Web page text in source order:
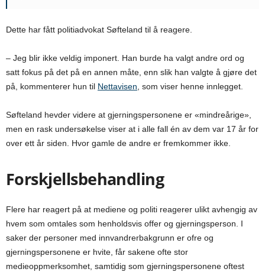
Dette har fått politiadvokat Søfteland til å reagere.
– Jeg blir ikke veldig imponert. Han burde ha valgt andre ord og
satt fokus på det på en annen måte, enn slik han valgte å gjøre det
på, kommenterer hun til Nettavisen , som viser henne innlegget.
Søfteland hevder videre at gjerningspersonene er «mindreårige»,
men en rask undersøkelse viser at i alle fall én av dem var 17 år for
over ett år siden. Hvor gamle de andre er fremkommer ikke.
Forskjellsbehandling
Flere har reagert på at mediene og politi reagerer ulikt avhengig av
hvem som omtales som henholdsvis offer og gjerningsperson. I
saker der personer med innvandrerbakgrunn er ofre og
gjerningspersonene er hvite, får sakene ofte stor
medieoppmerksomhet, samtidig som gjerningspersonene oftest